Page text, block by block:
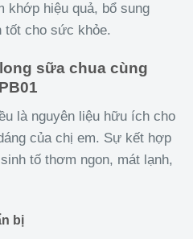
khớp hiệu quả, bổ sung
tốt cho sức khỏe.
sữa chua cùng
là nguyên liệu hữu ích cho
của chị em. Sự kết hợp
tố thơm ngon, mát lạnh,
bị